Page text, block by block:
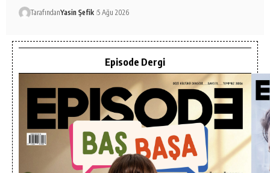
TarafındanYasin Şefik 5 Ağu 2026
Episode Dergi